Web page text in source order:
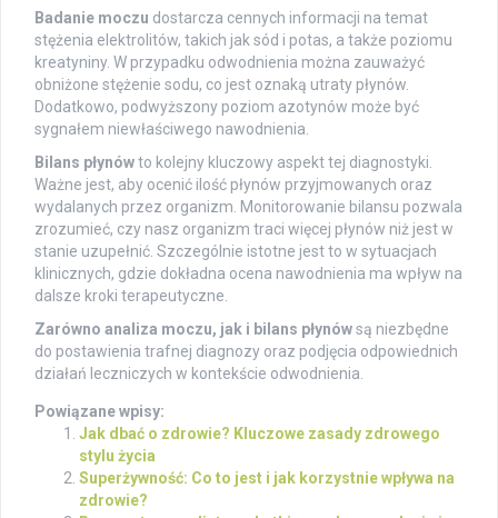
Badanie moczu dostarcza cennych informacji na temat
stężenia elektrolitów, takich jak sód i potas, a także poziomu
kreatyniny. W przypadku odwodnienia można zauważyć
obniżone stężenie sodu, co jest oznaką utraty płynów.
Dodatkowo, podwyższony poziom azotynów może być
sygnałem niewłaściwego nawodnienia.
Bilans płynówto kolejny kluczowy aspekt tej diagnostyki.
Ważne jest, aby ocenić ilość płynów przyjmowanych oraz
wydalanych przez organizm. Monitorowanie bilansu pozwala
zrozumieć, czy nasz organizm traci więcej płynów niż jest w
stanie uzupełnić. Szczególnie istotne jest to w sytuacjach
klinicznych, gdzie dokładna ocena nawodnienia ma wpływ na
dalsze kroki terapeutyczne.
Zarówno analiza moczu, jak i bilans płynówsą niezbędne
do postawienia trafnej diagnozy oraz podjęcia odpowiednich
działań leczniczych w kontekście odwodnienia.
Powiązane wpisy:
Jak dbać o zdrowie? Kluczowe zasady zdrowego
stylu życia
Superżywność: Co to jest i jak korzystnie wpływa na
zdrowie?